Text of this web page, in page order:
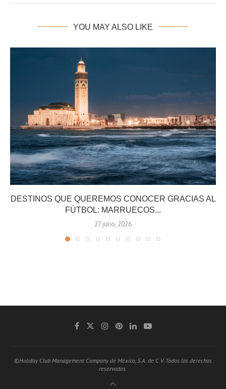
YOU MAY ALSO LIKE
DESTINOS QUE QUEREMOS CONOCER GRACIAS AL
FÚTBOL: MARRUECOS...
27 julio, 2026
©Holiday Club Management Company de México, S.A. de C.V. Todos los derechos
reservados.